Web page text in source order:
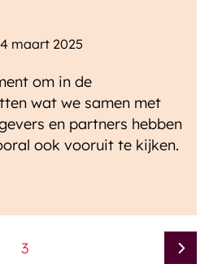
maart 2025
om in de
wat we samen met
en partners hebben
ook vooruit te kijken.
3